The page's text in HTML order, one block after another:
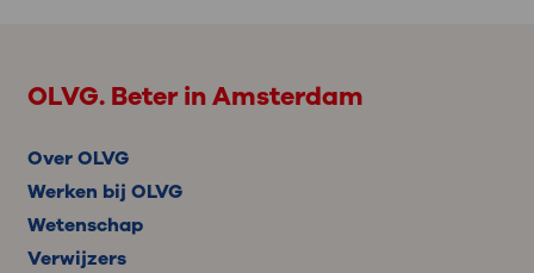
OLVG. Beter in Amsterdam
Over OLVG
Werken bij OLVG
Wetenschap
Verwijzers